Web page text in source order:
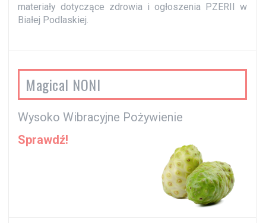
materiały dotyczące zdrowia i ogłoszenia PZERII w
Białej Podlaskiej.
Magical NONI
Wysoko Wibracyjne Pożywienie
Sprawdź!